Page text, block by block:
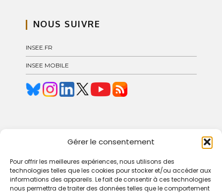
Gérer le consentement
Pour offrir les meilleures expériences, nous utilisons des
technologies telles que les cookies pour stocker et/ou accéder aux
informations des appareils. Le fait de consentir à ces technologies
nous permettra de traiter des données telles que le comportement
NOUS SUIVRE
INSEE.FR
INSEE MOBILE
CONDITIONS D’UTILISATION